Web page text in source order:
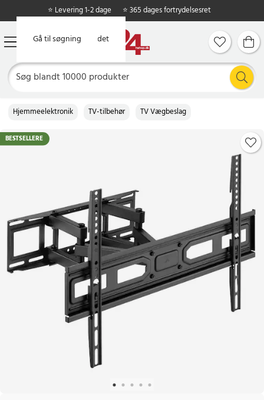
Gå til hovedindholdet
Gå til søgning
⭐ Levering 1-2 dage ⭐ 365 dages fortrydelsesret
Hjemmeelektronik TV-tilbehør TV Vægbeslag
BESTSELLERE